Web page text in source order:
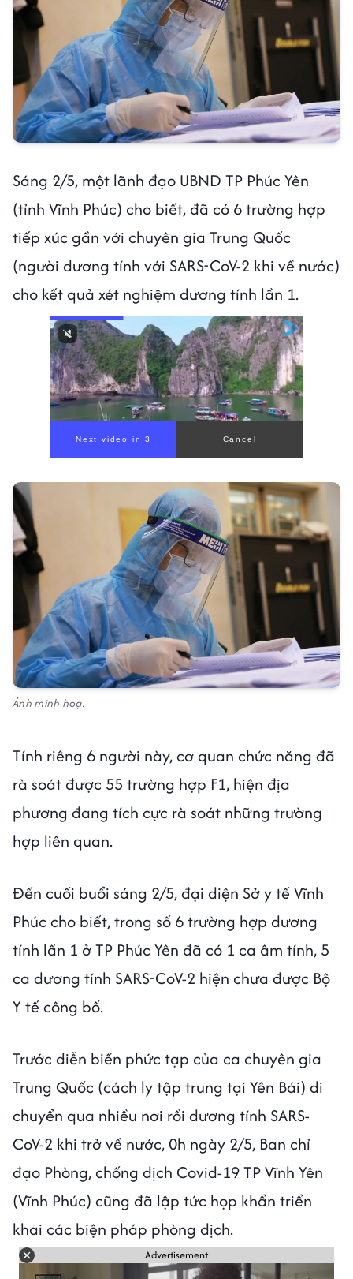
Sáng 2/5, một lãnh đạo UBND TP Phúc Yên
(tỉnh Vĩnh Phúc) cho biết, đã có 6 trường hợp
tiếp xúc gần với chuyên gia Trung Quốc
(người dương tính với SARS-CoV-2 khi về nước)
cho kết quả xét nghiệm dương tính lần 1.
Next video in 1 Cancel
Ảnh minh hoạ.
Tính riêng 6 người này, cơ quan chức năng đã
rà soát được 55 trường hợp F1, hiện địa
phương đang tích cực rà soát những trường
hợp liên quan.
Đến cuối buổi sáng 2/5, đại diện Sở y tế Vĩnh
Phúc cho biết, trong số 6 trường hợp dương
tính lần 1 ở TP Phúc Yên đã có 1 ca âm tính, 5
ca dương tính SARS-CoV-2 hiện chưa được Bộ
Y tế công bố.
Trước diễn biến phức tạp của ca chuyên gia
Trung Quốc (cách ly tập trung tại Yên Bái) di
chuyển qua nhiều nơi rồi dương tính SARS-
CoV-2 khi trở về nước, 0h ngày 2/5, Ban chỉ
đạo Phòng, chống dịch Covid-19 TP Vĩnh Yên
(Vĩnh Phúc) cũng đã lập tức họp khẩn triển
khai các biện pháp phòng dịch.
Advertisement